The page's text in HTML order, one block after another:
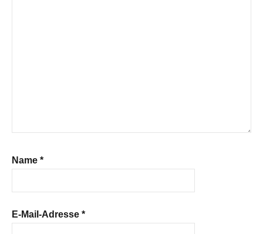
Name *
E-Mail-Adresse *